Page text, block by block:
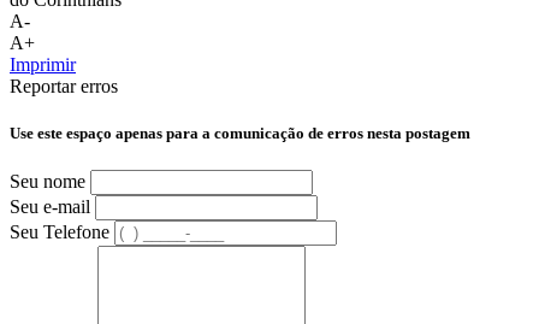
A-
A+
Imprimir
Reportar erros
Use este espaço apenas para a comunicação de erros nesta postagem
Seu nome
Seu e-mail
Seu Telefone